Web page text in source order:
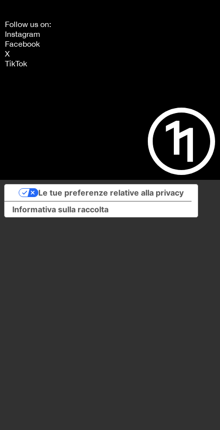
Follow us on:
Instagram
Facebook
X
TikTok
Informativa sulla raccolta
Le tue preferenze relative alla privacy